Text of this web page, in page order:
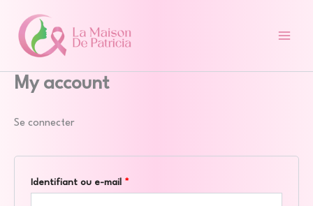
contenu
My account
Se connecter
Identifiant ou e-mail *